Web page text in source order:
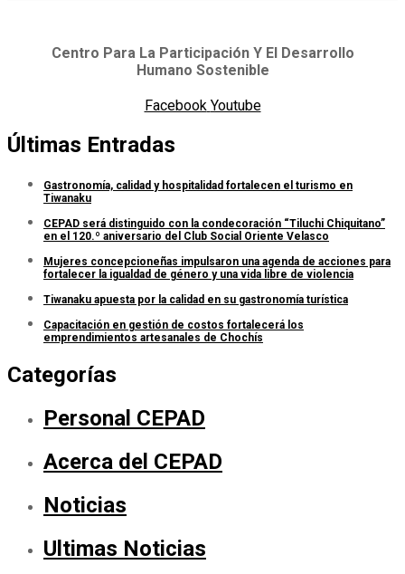
Centro Para La Participación Y El Desarrollo
Humano Sostenible
Facebook Youtube
Últimas Entradas
Gastronomía, calidad y hospitalidad fortalecen el turismo en
Tiwanaku
CEPAD será distinguido con la condecoración “Tiluchi Chiquitano”
en el 120.º aniversario del Club Social Oriente Velasco
Mujeres concepcioneñas impulsaron una agenda de acciones para
fortalecer la igualdad de género y una vida libre de violencia
Tiwanaku apuesta por la calidad en su gastronomía turística
Capacitación en gestión de costos fortalecerá los
emprendimientos artesanales de Chochís
Categorías
Personal CEPAD
Acerca del CEPAD
Noticias
Ultimas Noticias